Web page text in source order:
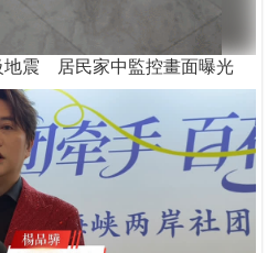
地震 居民家中監控畫面曝光